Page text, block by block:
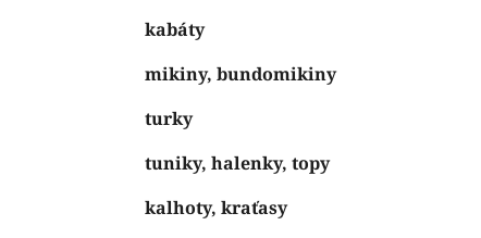
kabáty
mikiny, bundomikiny
turky
tuniky, halenky, topy
kalhoty, kraťasy